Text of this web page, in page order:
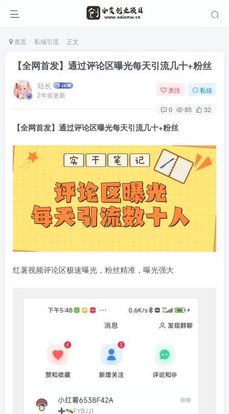
首页 私域引流 正文
【全网首发】通过评论区曝光每天引流几十+粉丝
站长
2年前更新
关注 私信
0 85 32
【全网首发】通过评论区曝光每天引流几十+粉丝
红薯视频评论区极速曝光，粉丝精准，曝光强大